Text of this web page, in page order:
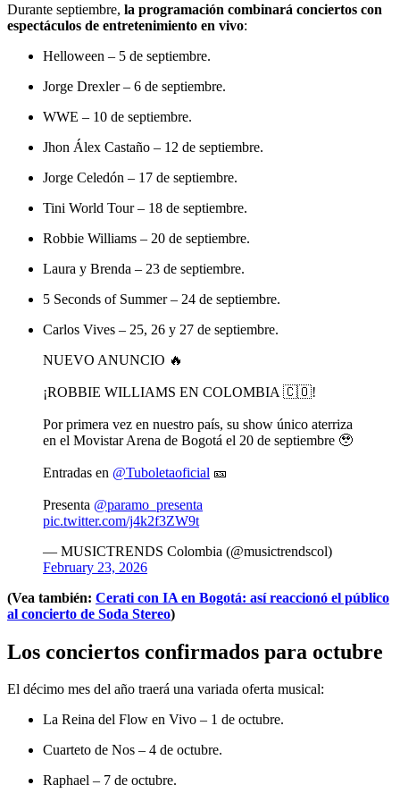
Durante septiembre, la programación combinará conciertos con
espectáculos de entretenimiento en vivo:
Helloween – 5 de septiembre.
Jorge Drexler – 6 de septiembre.
WWE – 10 de septiembre.
Jhon Álex Castaño – 12 de septiembre.
Jorge Celedón – 17 de septiembre.
Tini World Tour – 18 de septiembre.
Robbie Williams – 20 de septiembre.
Laura y Brenda – 23 de septiembre.
5 Seconds of Summer – 24 de septiembre.
Carlos Vives – 25, 26 y 27 de septiembre.
NUEVO ANUNCIO 🔥
¡ROBBIE WILLIAMS EN COLOMBIA 🇨🇴!
Por primera vez en nuestro país, su show único aterriza
en el Movistar Arena de Bogotá el 20 de septiembre 🥹
Entradas en @Tuboletaoficial 🎫
Presenta @paramo_presenta
pic.twitter.com/j4k2f3ZW9t
— MUSICTRENDS Colombia (@musictrendscol)
February 23, 2026
(Vea también: Cerati con IA en Bogotá: así reaccionó el público
al concierto de Soda Stereo)
Los conciertos confirmados para octubre
El décimo mes del año traerá una variada oferta musical:
La Reina del Flow en Vivo – 1 de octubre.
Cuarteto de Nos – 4 de octubre.
Raphael – 7 de octubre.